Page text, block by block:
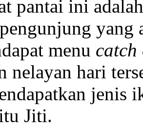
pantai ini
yang
menu catch
nelayan hari
jenis
Jiti.